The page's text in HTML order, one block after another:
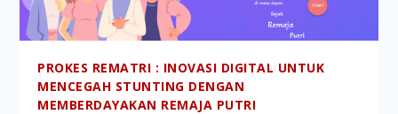
PROKES REMATRI : INOVASI DIGITAL UNTUK
MENCEGAH STUNTING DENGAN
MEMBERDAYAKAN REMAJA PUTRI